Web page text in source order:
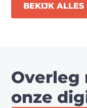
BEKIJK ALLES
Overleg
onze